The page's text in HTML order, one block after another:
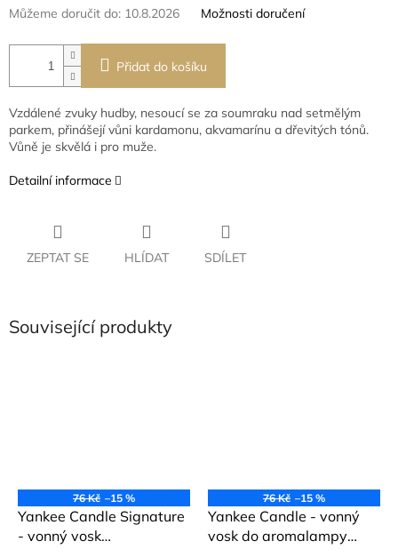
Můžeme doručit do: 10.8.2026 Možnosti doručení
Přidat do košíku
Vzdálené zvuky hudby, nesoucí se za soumraku nad setmělým
parkem, přinášejí vůni kardamonu, akvamarínu a dřevitých tónů.
Vůně je skvělá i pro muže.
Detailní informace
ZEPTAT SE HLÍDAT SDÍLET
Související produkty
76 Kč –15 %
Yankee Candle Signature
- vonný vosk
76 Kč –15 %
Yankee Candle - vonný
vosk do aromalampy